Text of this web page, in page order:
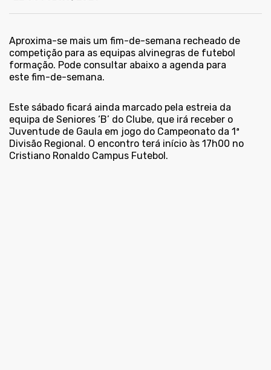
Aproxima-se mais um fim-de-semana recheado de
competição para as equipas alvinegras de futebol
formação. Pode consultar abaixo a agenda para
este fim-de-semana.
Este sábado ficará ainda marcado pela estreia da
equipa de Seniores ‘B’ do Clube, que irá receber o
Juventude de Gaula em jogo do Campeonato da 1ª
Divisão Regional. O encontro terá início às 17h00 no
Cristiano Ronaldo Campus Futebol.